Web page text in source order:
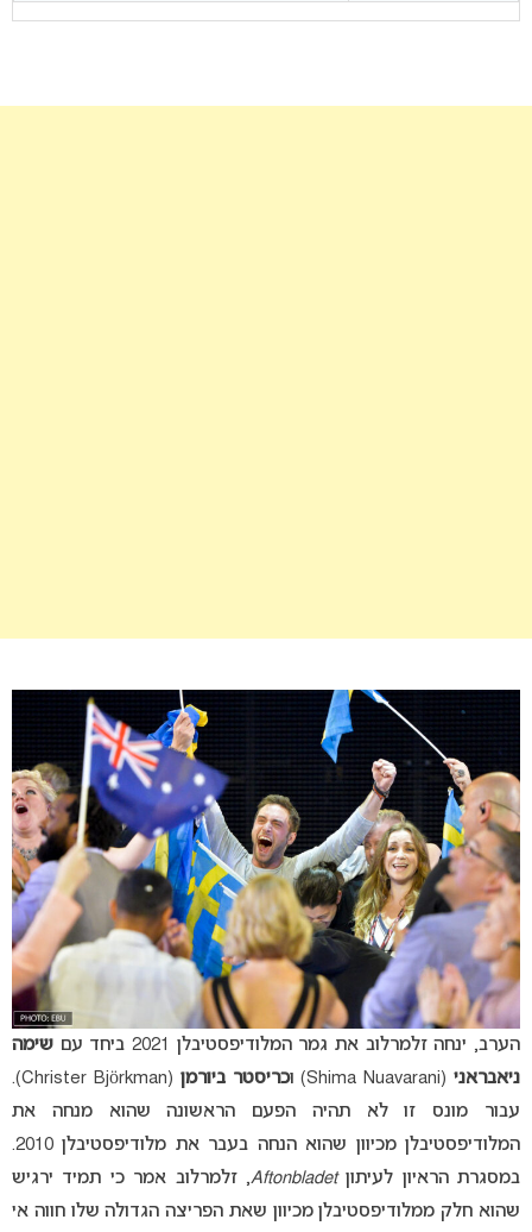
הערב, ינחה זלמרלוב את גמר המלודיפסטיבלן 2021 ביחד עם
שימה
ניאבראני(Shima Nuavarani) ו כריסטר ביורמן
(Christer Björkman).
עבור מונס זו לא תהיה הפעם הראשונה שהוא מנחה את
המלודיפסטיבלן מכיוון שהוא הנחה בעבר את מלודיפסטיבלן 2010.
במסגרת הראיון לעיתוןAftonbladet, זלמרלוב אמר כי תמיד ירגיש
שהוא חלק ממלודיפסטיבלן מכיוון שאת הפריצה הגדולה שלו חווה אי